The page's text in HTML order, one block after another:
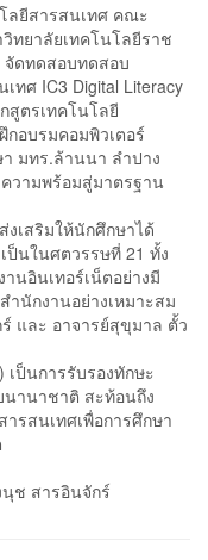
ยีสารสนเทศ คณะ
ทยาลัยเทคโนโลยีราช
ดทดสอบทดสอบ
ทศ IC3 Digital Literacy
สูตรเทคโนโลยี
อบรมคอมพิวเตอร์
า มทร.ล้านนา ลำปาง
วามพร้อมสู่มาตรฐาน
เสริมให้นักศึกษาได้
นในศตวรรษที่ 21 ทั้ง
นอินเทอร์เน็ตอย่างมี
นักงานอย่างเหมาะสม
และ อาจารย์สุขุมาล ตั้ว
ป็นการรับรองทักษะ
านาชาติ สะท้อนถึง
รสนเทศเพื่อการศึกษา
ช สารอินจักร์